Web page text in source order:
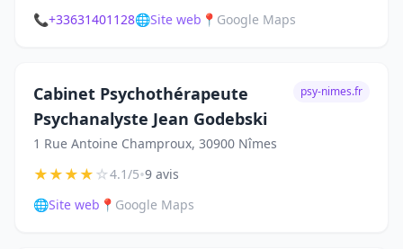
📞+33631401128🌐Site web 📍 Google Maps
Cabinet Psychothérapeute
Psychanalyste Jean Godebski
1 Rue Antoine Champroux, 30900 Nîmes
psy-nimes.fr
★★★★☆4.1/5•9 avis
🌐Site web 📍 Google Maps